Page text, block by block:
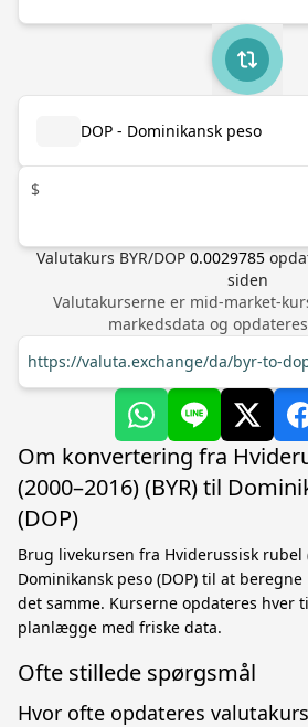
DOP - Dominikansk peso
$
Valutakurs BYR/DOP 0.0029785
siden
Valutakurserne er mid-market-
markedsdata og
https://valuta.exchange/da/byr-to-
Om konvertering fra
(2000–2016) (BYR) til
(DOP)
Brug livekursen fra Hviderussisk rubel
Dominikansk peso (DOP) til at
det samme. Kurserne opdateres hver
planlægge med friske data.
Ofte stillede spørgsmål
Hvor ofte opdateres